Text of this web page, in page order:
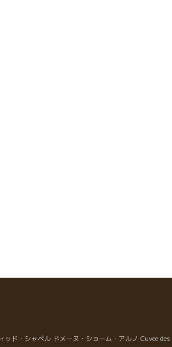
ッド・シャペル ドメーヌ・ショーム・アルノ Cuvee